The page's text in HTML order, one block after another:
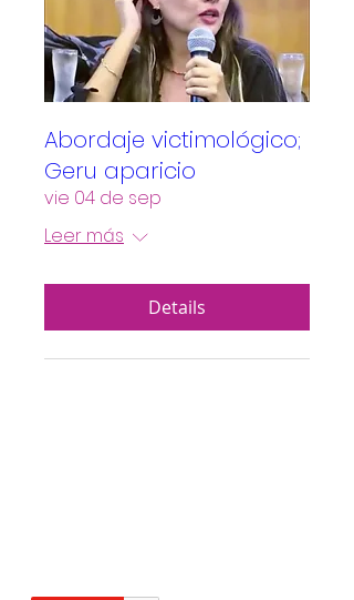
Abordaje victimológico;
Geru aparicio
vie 04 de sep
Leer más
Details